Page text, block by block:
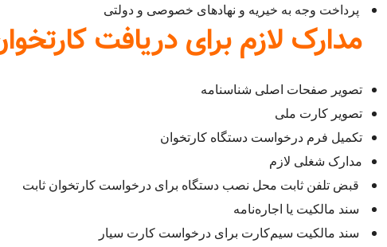
پرداخت وجه به خیریه و نهادهای خصوصی و دولتی
مدارک لازم برای دریافت
تصویر صفحات اصلی شناسنامه
تصویر کارت ملی
تکمیل فرم درخواست دستگاه کارتخوان
مدارک شغلی لازم
قبض تلفن ثابت محل نصب دستگاه برای درخواست کارتخوان ثابت
سند مالکیت یا اجاره‌نامه
سند مالکیت سیم‌کارت برای درخواست کارت سیار